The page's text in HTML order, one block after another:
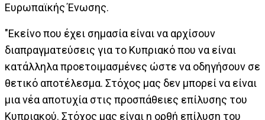
Ευρωπαϊκής Ένωσης.
"Εκείνο που έχει σημασία είναι να αρχίσουν
διαπραγματεύσεις για το Κυπριακό που να είναι
κατάλληλα προετοιμασμένες ώστε να οδηγήσουν σε
θετικό αποτέλεσμα. Στόχος μας δεν μπορεί να είναι
μια νέα αποτυχία στις προσπάθειες επίλυσης του
Κυπριακού. Στόχος μας είναι η ορθή επίλυση του